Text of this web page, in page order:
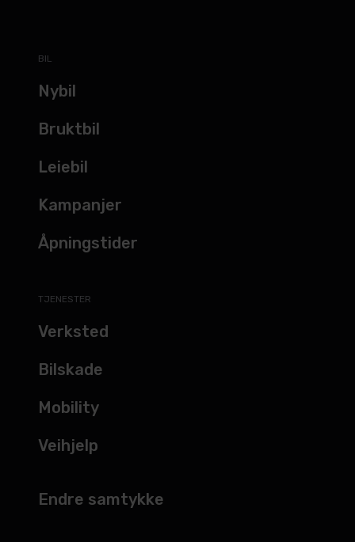
BIL
Nybil
Bruktbil
Leiebil
Kampanjer
Åpningstider
TJENESTER
Verksted
Bilskade
Mobility
Veihjelp
Endre samtykke